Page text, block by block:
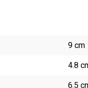
9 cm
4.8
6.5